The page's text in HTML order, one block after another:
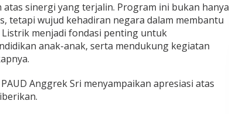
atas sinergi yang terjalin. Program ini bukan hanya
tetapi wujud kehadiran negara dalam membantu
menjadi fondasi penting untuk
anak-anak, serta mendukung kegiatan
Anggrek Sri menyampaikan apresiasi atas